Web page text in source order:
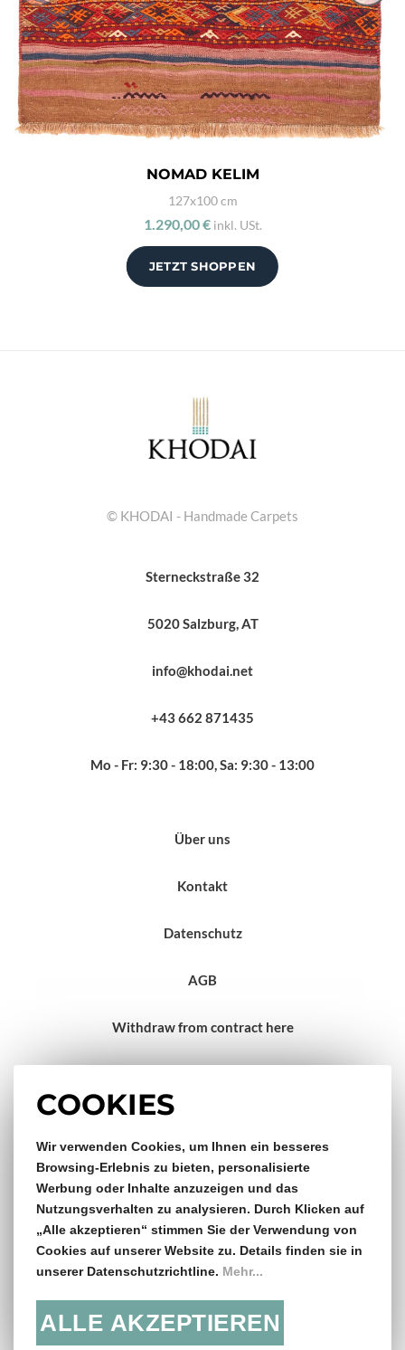
JETZT SHOPPEN
NOMAD KELIM
127x100 cm
1.290,00 € inkl. USt.
COOKIES
Wir verwenden Cookies, um Ihnen ein besseres
Browsing-Erlebnis zu bieten, personalisierte
Werbung oder Inhalte anzuzeigen und das
Nutzungsverhalten zu analysieren. Durch Klicken auf
„Alle akzeptieren“ stimmen Sie der Verwendung von
Cookies auf unserer Website zu. Details finden sie in
unserer Datenschutzrichtline. Mehr...
ALLE AKZEPTIEREN
© KHODAI - Handmade Carpets
Sterneckstraße 32
5020 Salzburg, AT
info@khodai.net
+43 662 871435
Mo - Fr: 9:30 - 18:00, Sa: 9:30 - 13:00
Über uns
Kontakt
Datenschutz
AGB
Withdraw from contract here
Gratis Versand & Rückversand
ab €150,- Bestellwert
14 Tage Rückgaberecht